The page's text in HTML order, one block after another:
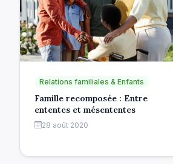
Relations familiales & Enfants
Famille recomposée : Entre
ententes et mésententes
28 août 2020